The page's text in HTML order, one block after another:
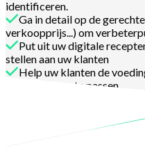
identificeren.
Ga in detail op de
verkoopprijs...) om
Put uit uw digitale
stellen aan uw klanten
Help uw klanten de
gerechten aan te passen